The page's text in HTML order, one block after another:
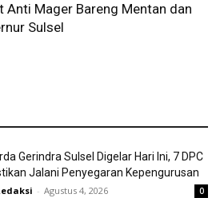
Anti Mager Bareng Mentan dan
Sulsel
Gerindra Sulsel Digelar Hari Ini, 7 DPC
Jalani Penyegaran Kepengurusan
- Agustus 4, 2026 0